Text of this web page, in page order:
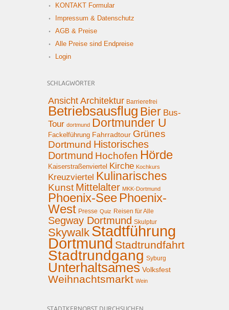
KONTAKT Formular
Impressum & Datenschutz
AGB & Preise
Alle Preise sind Endpreise
Login
SCHLAGWÖRTER
Ansicht Architektur Barrierefrei
Betriebsausflug Bier Bus-
Tour dortmund Dortmunder U
Fackelführung Fahrradtour Grünes
Dortmund Historisches
Dortmund Hochofen Hörde
Kaiserstraßenviertel Kirche Kochkurs
Kreuzviertel Kulinarisches
Kunst Mittelalter MKK-Dortmund
Phoenix-See Phoenix-
West Presse Quiz Reisen für Alle
Segway Dortmund Skulptur
Skywalk Stadtführung
Dortmund Stadtrundfahrt
Stadtrundgang Syburg
Unterhaltsames Volksfest
Weihnachtsmarkt Wein